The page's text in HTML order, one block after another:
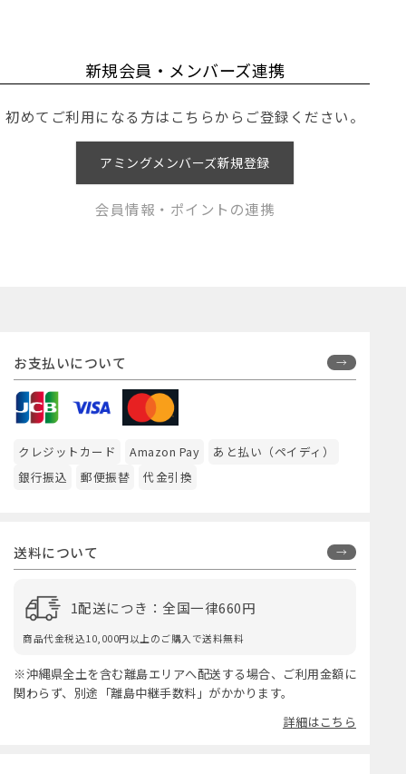
新規会員・メンバーズ連携
初めてご利用になる方はこちらからご登録ください。
アミングメンバーズ新規登録
会員情報・ポイントの連携
お支払いについて
クレジットカード Amazon Pay
あと払い（ペイディ）
銀行振込
郵便振替 代金引換
送料について
1配送につき：全国一律660円
商品代金税込10,000円以上のご購入で送料無料
※沖縄県全土を含む離島エリアへ配送する場合、ご利用金額に
関わらず、別途「離島中継手数料」がかかります。
詳細はこちら